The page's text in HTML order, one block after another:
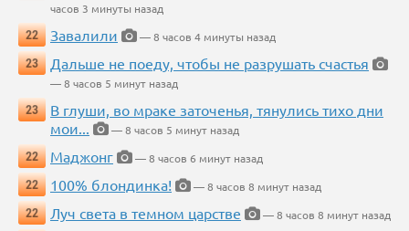
часов 3 минуты назад
22
Завалили
— 8 часов 4 минуты назад
23
Дальше не поеду, чтобы не разрушать счастья
— 8 часов 5 минут назад
23
В глуши, во мраке заточенья, тянулись тихо дни
мои...
— 8 часов 5 минут назад
22
Маджонг
— 8 часов 6 минут назад
22
100% блондинка!
— 8 часов 8 минут назад
22
Луч света в темном царстве
— 8 часов 8 минут назад